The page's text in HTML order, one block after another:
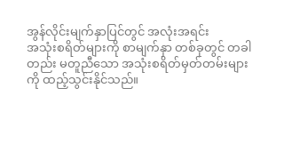
အွန်လိုင်းမျက်နှာပြင်တွင် အလုံးအရင်း
အသုံးစရိတ်များကို စာမျက်နှာ တစ်ခုတွင် တခါ
တည်း မတူညီသော အသုံးစရိတ်မှတ်တမ်းများ
ကို ထည့်သွင်းနိုင်သည်။